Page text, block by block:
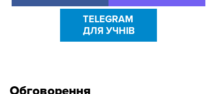
TELEGRAM
ДЛЯ УЧНІВ